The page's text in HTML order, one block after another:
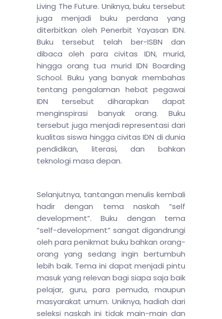
Living The Future. Uniknya, buku tersebut
juga menjadi buku perdana yang
diterbitkan oleh Penerbit Yayasan IDN.
Buku tersebut telah ber-ISBN dan
dibaca oleh para civitas IDN, murid,
hingga orang tua murid IDN Boarding
School. Buku yang banyak membahas
tentang pengalaman hebat pegawai
IDN tersebut diharapkan dapat
menginspirasi banyak orang. Buku
tersebut juga menjadi representasi dari
kualitas siswa hingga civitas IDN di dunia
pendidikan, literasi, dan bahkan
teknologi masa depan.
Selanjutnya, tantangan menulis kembali
hadir dengan tema naskah “self
development”. Buku dengan tema
“self-development” sangat digandrungi
oleh para penikmat buku bahkan orang-
orang yang sedang ingin bertumbuh
lebih baik. Tema ini dapat menjadi pintu
masuk yang relevan bagi siapa saja baik
pelajar, guru, para pemuda, maupun
masyarakat umum. Uniknya, hadiah dari
seleksi naskah ini tidak main-main dan